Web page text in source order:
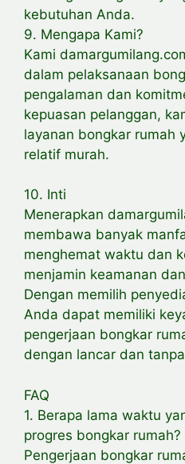
kebutuhan Anda.
9. Mengapa Kami?
Kami
dalam pelaksanaan
pengalaman dan
kepuasan pelanggan,
layanan bongkar rumah
relatif murah.
10. Inti
Menerapkan
membawa banyak
menghemat waktu dan
menjamin keamanan
Dengan memilih
Anda dapat memiliki
pengerjaan bongkar
dengan lancar dan
FAQ
1. Berapa lama waktu
progres bongkar rumah?
Pengerjaan bongkar